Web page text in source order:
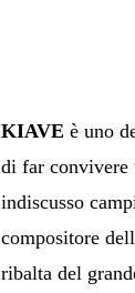
KIAVE è uno
di far convivere
indiscusso
compositore
ribalta del